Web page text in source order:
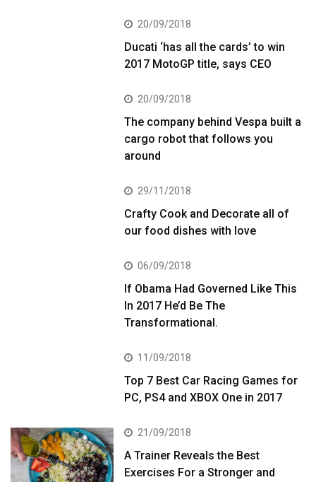
20/09/2018
Ducati ‘has all the cards’ to win
2017 MotoGP title, says CEO
20/09/2018
The company behind Vespa built a
cargo robot that follows you
around
29/11/2018
Crafty Cook and Decorate all of
our food dishes with love
06/09/2018
If Obama Had Governed Like This
In 2017 He’d Be The
Transformational.
11/09/2018
Top 7 Best Car Racing Games for
PC, PS4 and XBOX One in 2017
21/09/2018
A Trainer Reveals the Best
Exercises For a Stronger and